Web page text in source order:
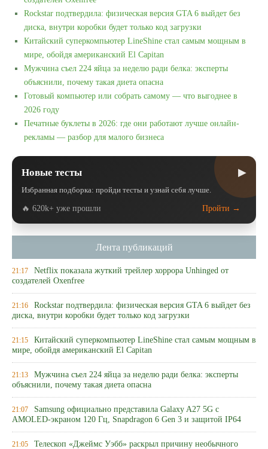
Rockstar подтвердила: физическая версия GTA 6 выйдет без
диска, внутри коробки будет только код загрузки
Китайский суперкомпьютер LineShine стал самым мощным в
мире, обойдя американский El Capitan
Мужчина съел 224 яйца за неделю ради белка: эксперты
объяснили, почему такая диета опасна
Готовый компьютер или собрать самому — что выгоднее в
2026 году
Печатные буклеты в 2026: где они работают лучше онлайн-
рекламы — разбор для малого бизнеса
Новые тесты ▶
Избранная подборка: пройди тесты и узнай себя лучше.
🔥 620k+ уже прошли Пройти →
Лента публикаций
21:17 Netflix показала жуткий трейлер хоррора Unhinged от
создателей Oxenfree
21:16 Rockstar подтвердила: физическая версия GTA 6 выйдет без
диска, внутри коробки будет только код загрузки
21:15 Китайский суперкомпьютер LineShine стал самым мощным в
мире, обойдя американский El Capitan
21:13 Мужчина съел 224 яйца за неделю ради белка: эксперты
объяснили, почему такая диета опасна
21:07 Samsung официально представила Galaxy A27 5G с
AMOLED-экраном 120 Гц, Snapdragon 6 Gen 3 и защитой IP64
21:05 Телескоп «Джеймс Уэбб» раскрыл причину необычного